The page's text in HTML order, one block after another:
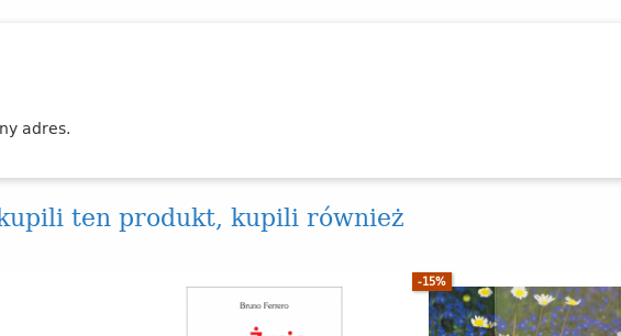
adres.
ten produkt, kupili również
-15%